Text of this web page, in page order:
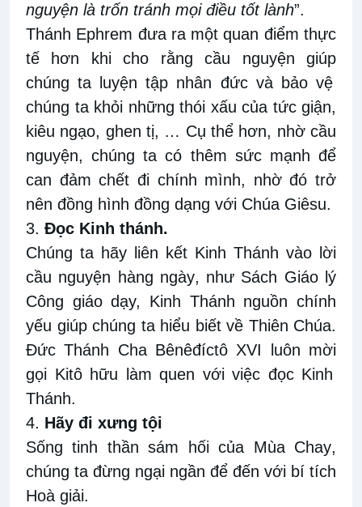
nguyện là trốn tránh mọi điều tốt lành”.
Thánh Ephrem đưa ra một quan điểm thực
tế hơn khi cho rằngcầu nguyện giúp
chúng ta luyện tập nhân đức và bảo vệ
chúng ta khỏi những thói xấu của tức giận,
kiêu ngạo, ghen tị, … Cụ thể hơn, nhờ cầu
nguyện, chúng ta có thêm sức mạnh để
can đảmchết đi chính mình, nhờ đó trở
nên đồng hình đồng dạng với Chúa Giêsu.
3. Đọc Kinh thánh.
Chúng ta hãy liên kết Kinh Thánh vào lời
cầu nguyện hàng ngày, như Sách Giáo lý
Công giáo dạy, Kinh Thánh nguồn chính
yếu giúp chúng ta hiểu biết về Thiên Chúa.
Đức Thánh Cha Bênêđíctô XVI luôn mời
gọi Kitô hữu làm quen với việc đọc Kinh
Thánh.
4. Hãy đi xưng tội
Sống tinh thần sám hối của Mùa Chay,
chúng ta đừng ngại ngần để đến với bí tích
Hoà giải.